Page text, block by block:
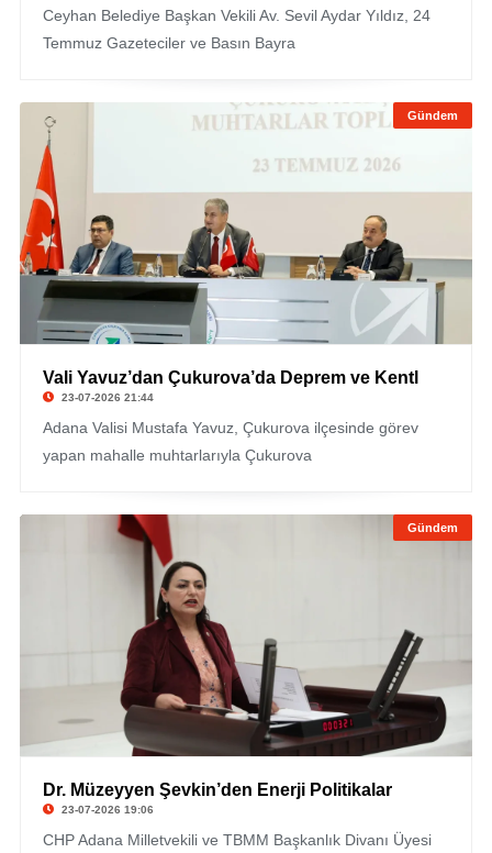
Ceyhan Belediye Başkan Vekili Av. Sevil Aydar Yıldız, 24
Temmuz Gazeteciler ve Basın Bayra
Gündem
Vali Yavuz’dan Çukurova’da Deprem ve Kentl
23-07-2026 21:44
Adana Valisi Mustafa Yavuz, Çukurova ilçesinde görev
yapan mahalle muhtarlarıyla Çukurova
Gündem
Dr. Müzeyyen Şevkin’den Enerji Politikalar
23-07-2026 19:06
CHP Adana Milletvekili ve TBMM Başkanlık Divanı Üyesi